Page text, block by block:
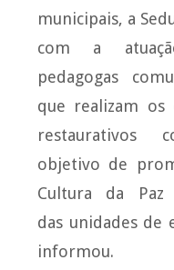
municipais, a
com a
pedagogas
que realizam os
restaurativos
objetivo de
Cultura da Paz
das unidades de
informou.